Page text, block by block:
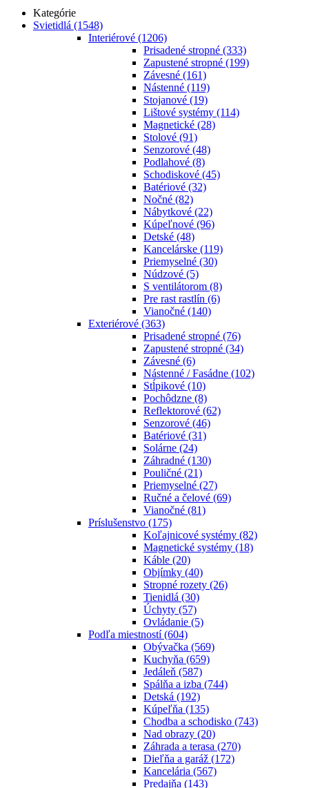
Kategórie
Svietidlá (1548)
Interiérové (1206)
Prisadené stropné (333)
Zapustené stropné (199)
Závesné (161)
Nástenné (119)
Stojanové (19)
Lištové systémy (114)
Magnetické (28)
Stolové (91)
Senzorové (48)
Podlahové (8)
Schodiskové (45)
Batériové (32)
Nočné (82)
Nábytkové (22)
Kúpeľnové (96)
Detské (48)
Kancelárske (119)
Priemyselné (30)
Núdzové (5)
S ventilátorom (8)
Pre rast rastlín (6)
Vianočné (140)
Exteriérové (363)
Prisadené stropné (76)
Zapustené stropné (34)
Závesné (6)
Nástenné / Fasádne (102)
Stĺpikové (10)
Pochôdzne (8)
Reflektorové (62)
Senzorové (46)
Batériové (31)
Solárne (24)
Záhradné (130)
Pouličné (21)
Priemyselné (27)
Ručné a čelové (69)
Vianočné (81)
Príslušenstvo (175)
Koľajnicové systémy (82)
Magnetické systémy (18)
Káble (20)
Objímky (40)
Stropné rozety (26)
Tienidlá (30)
Úchyty (57)
Ovládanie (5)
Podľa miestností(604)
Obývačka (569)
Kuchyňa (659)
Jedáleň (587)
Spálňa a izba (744)
Detská (192)
Kúpeľňa (135)
Chodba a schodisko (743)
Nad obrazy (20)
Záhrada a terasa (270)
Dieľňa a garáž (172)
Kancelária (567)
Predajňa (143)